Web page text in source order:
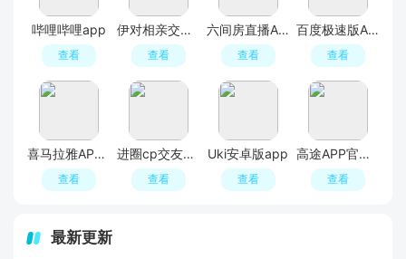
哔哩哔哩app
查看
伊对相亲交友平台官方APP
查看
六间房直播APP最新版
查看
百度极速版APP官方免费版
查看
喜马拉雅APP官方免费安装包
查看
进圈cp交友软件手机版
查看
Uki安卓版app
查看
高途APP官方正版
查看
最新更新